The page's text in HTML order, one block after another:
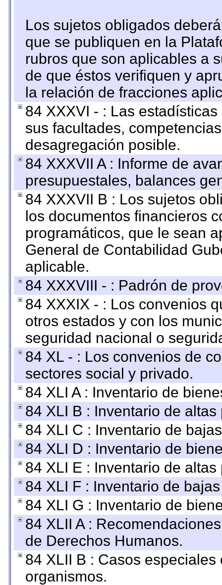
Los sujetos obligados
que se publiquen en la
rubros que son aplicables a
de que éstos verifiquen y
la relación de fracciones
84 XXXVI - : Las
sus facultades,
desagregación posible.
84 XXXVII A : Informe de
presupuestales, balances
84 XXXVII B : Los sujetos
los documentos financieros
programáticos, que le sean
General de Contabilidad
aplicable.
84 XXXVIII - : Padrón de
84 XXXIX - : Los convenios
otros estados y con los
seguridad nacional o
84 XL - : Los convenios de
sectores social y privado.
84 XLI A : Inventario de
84 XLI B : Inventario de
84 XLI C : Inventario de
84 XLI D : Inventario de
84 XLI E : Inventario de
84 XLI F : Inventario de
84 XLI G : Inventario de
84 XLII A :
de Derechos Humanos.
84 XLII B : Casos
organismos.